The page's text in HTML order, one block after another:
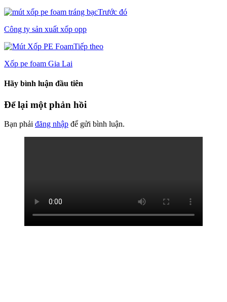
Trước đó
Công ty sản xuất xốp opp
Tiếp theo
Xốp pe foam Gia Lai
Hãy bình luận đầu tiên
Để lại một phản hồi
Bạn phải đăng nhập để gửi bình luận.